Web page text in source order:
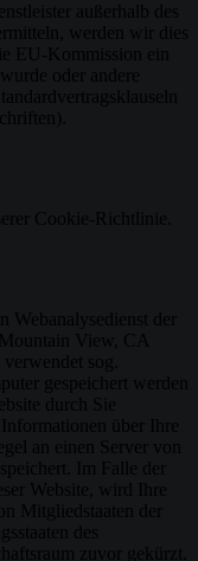
außerhalb des
werden wir dies
EU-Kommission ein
oder andere
Cookie-Richtlinie.
der
View, CA
sog.
gespeichert werden
durch Sie
über Ihre
an einen Server von
Im Falle der
Website, wird Ihre
Mitgliedstaaten der
des
zuvor gekürzt.